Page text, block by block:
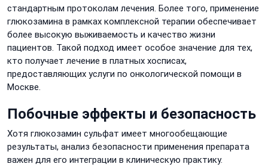
стандартным протоколам лечения. Более того, применение
глюкозамина в рамках комплексной терапии обеспечивает
более высокую выживаемость и качество жизни
пациентов. Такой подход имеет особое значение для тех,
кто получает лечение в платных хосписах,
предоставляющих услуги по онкологической помощи в
Москве.
Побочные эффекты и безопасность
Хотя глюкозамин сульфат имеет многообещающие
результаты, анализ безопасности применения препарата
важен для его интеграции в клиническую практику.